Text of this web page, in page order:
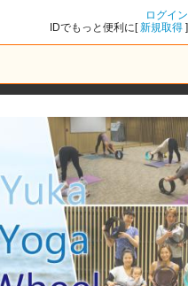
ログイン
IDでもっと便利に[新規取得 ]